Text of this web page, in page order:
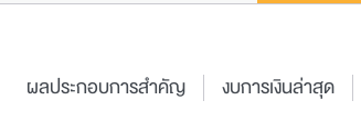
ผลประกอบการสำคัญ งบการเงินล่าสุด